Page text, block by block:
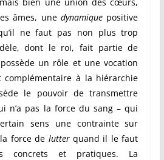
âmes, unedynamique positive
ne faut pas non plus trop
dont le roi, fait partie de
un rôle et une vocation
complémentaire à la hiérarchie
le pouvoir de transmettre
n’a pas la force du sang – qui
sens une contrainte sur
force de lutterquand il le faut
concrets et pratiques. La